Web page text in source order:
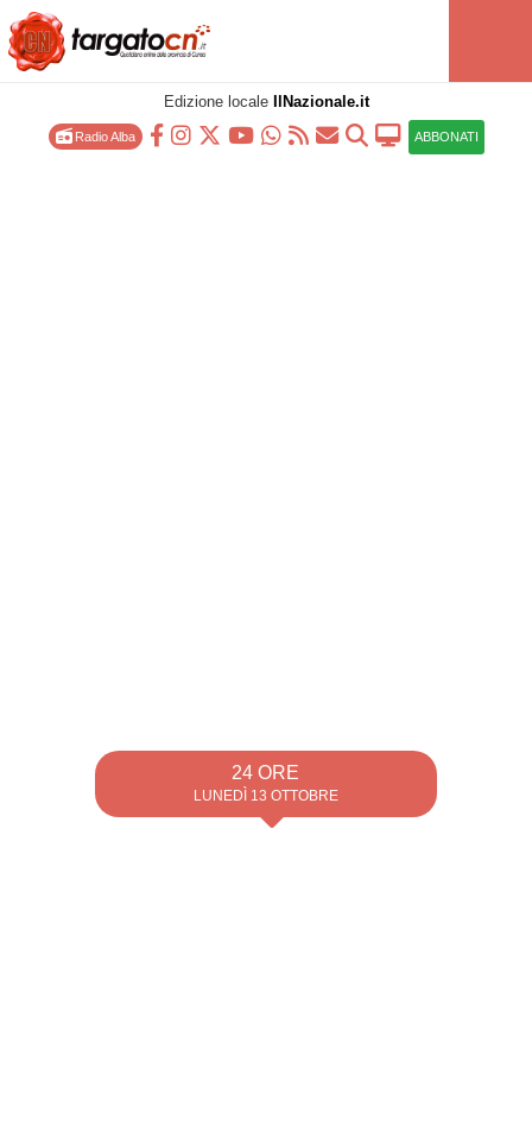
Edizione locale IlNazionale.it
Radio Alba ABBONATI
24 ORE
LUNEDÌ 13 OTTOBRE